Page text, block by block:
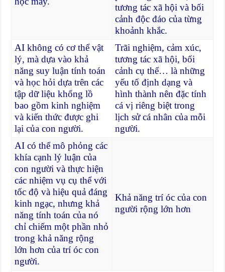
tương tác xã hội và bối
cảnh độc đáo của từng
khoảnh khắc.
AI không có cơ thể vật
lý, mà dựa vào khả
năng suy luận tính toán
và học hỏi dựa trên các
tập dữ liệu khổng lồ
bao gồm kinh nghiệm
và kiến thức được ghi
lại của con người.
Trãi nghiệm, cảm xúc,
tương tác xã hội, bối
cảnh cụ thể… là những
yếu tố định dạng và
hình thành nên đặc tính
cá vị riêng biệt trong
lịch sử cá nhân của mỗi
người.
AI có thể mô phỏng các
khía cạnh lý luận của
con người và thực hiện
các nhiệm vụ cụ thể với
tốc độ và hiệu quả đáng
kinh ngạc, nhưng khả
năng tính toán của nó
chỉ chiếm một phần nhỏ
trong khả năng rộng
lớn hơn của trí óc con
người.
Khả năng trí óc của con
người rộng lớn hơn